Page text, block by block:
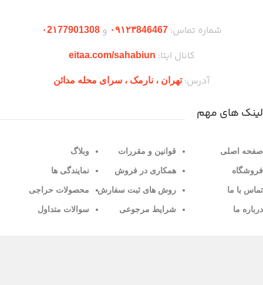
شماره تماس:۰۹۱۲۳846467 و۰2۱77901308
کانال ایتا: eitaa.com/sahabiun
آدرس:تهران ،‌ نارمک ، سرای محله مدائن
لینک های مهم
صفحه اصلی
فروشگاه
تماس با ما
درباره ما
قوانین و مقررات
همکاری در فروش
روش های ثبت سفارش
شرایط مرجوعی
وبلاگ
نمایندگی ها
محصولات حراجی
سوالات متداول